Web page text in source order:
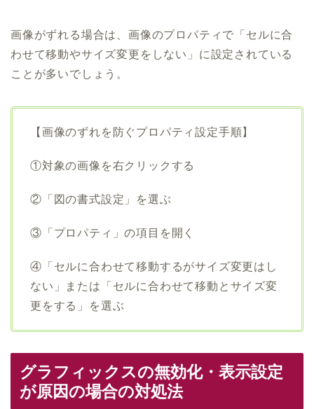
画像がずれる場合は、画像のプロパティで「セルに合
わせて移動やサイズ変更をしない」に設定されている
ことが多いでしょう。
【画像のずれを防ぐプロパティ設定手順】
①対象の画像を右クリックする
②「図の書式設定」を選ぶ
③「プロパティ」の項目を開く
④「セルに合わせて移動するがサイズ変更はし
ない」または「セルに合わせて移動とサイズ変
更をする」を選ぶ
グラフィックスの無効化・表示設定
が原因の場合の対処法